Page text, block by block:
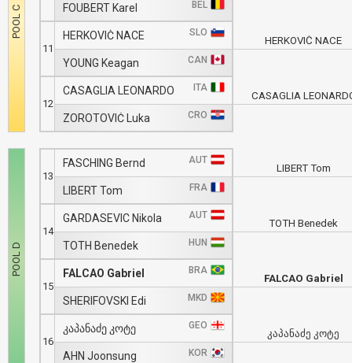
FOUBERT Karel BEL
11
HERKOVIČ NACE SLO
YOUNG Keagan CAN
12
CASAGLIA LEONARDO ITA
ZOROTOVIĆ Luka CRO
HERKOVIČ NACE
CASAGLIA
13
FASCHING Bernd AUT
LIBERT Tom FRA
14
GARDASEVIC Nikola AUT
TOTH Benedek HUN
15
FALCAO Gabriel BRA
SHERIFOVSKI Edi MKD
16
კაპანაძე კოტე GEO
AHN Joonsung KOR
LIBERT Tom
TOTH Benedek
FALCAO Gabriel
კაპანაძე კოტე